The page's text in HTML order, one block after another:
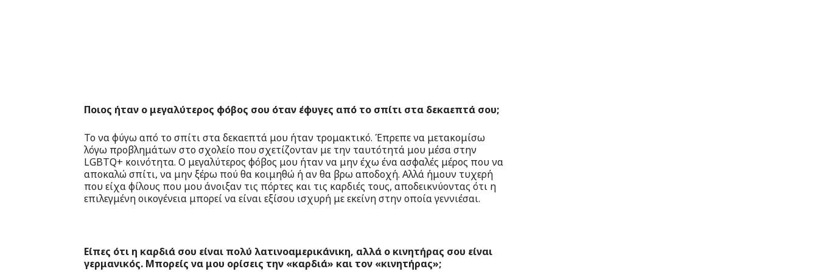
Ποιος ήταν ο μεγαλύτερος φόβος σου όταν έφυγες από το σπίτι στα δεκαεπτά σου;
Το να φύγω από το σπίτι στα δεκαεπτά μου ήταν τρομακτικό. Έπρεπε να μετακομίσω
λόγω προβλημάτων στο σχολείο που σχετίζονταν με την ταυτότητά μου μέσα στην
LGBTQ+ κοινότητα. Ο μεγαλύτερος φόβος μου ήταν να μην έχω ένα ασφαλές μέρος που να
αποκαλώ σπίτι, να μην ξέρω πού θα κοιμηθώ ή αν θα βρω αποδοχή. Αλλά ήμουν τυχερή
που είχα φίλους που μου άνοιξαν τις πόρτες και τις καρδιές τους, αποδεικνύοντας ότι η
επιλεγμένη οικογένεια μπορεί να είναι εξίσου ισχυρή με εκείνη στην οποία γεννιέσαι.
Είπες ότι η καρδιά σου είναι πολύ λατινοαμερικάνικη, αλλά ο κινητήρας σου είναι
γερμανικός. Μπορείς να μου ορίσεις την «καρδιά» και τον «κινητήρας»;